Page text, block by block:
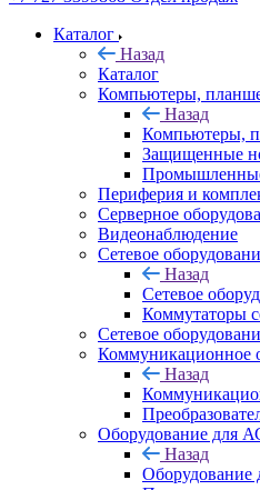
Каталог
Назад
Каталог
Компьютеры,
Назад
Компьютеры,
Защищенные
Периферия и
Серверное
Видеонаблюдение
Сетевое
Назад
Сетевое
Коммутаторы
Сетевое
Коммуникационное
Назад
Оборудование для
Назад